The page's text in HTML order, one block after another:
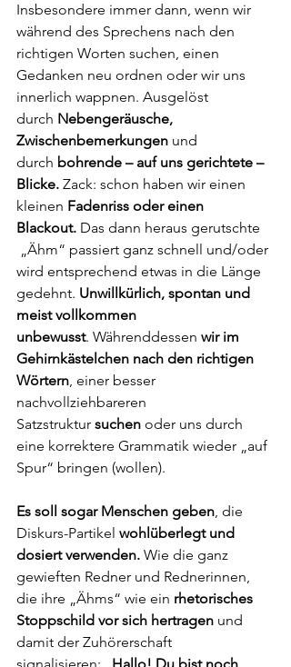
Insbesondere immer dann, wenn wir
während des Sprechens nach den
richtigen Worten suchen, einen
Gedanken neu ordnen oder wir uns
innerlich wappnen. Ausgelöst
durch Nebengeräusche,
Zwischenbemerkungen und
durch bohrende – auf uns gerichtete –
Blicke. Zack: schon haben wir einen
kleinen Fadenriss oder einen
Blackout. Das dann heraus gerutschte
„Ähm“ passiert ganz schnell und/oder
wird entsprechend etwas in die Länge
gedehnt. Unwillkürlich, spontan und
meist vollkommen
unbewusst. Währenddessen wir im
Gehirnkästelchen nach den richtigen
Wörtern, einer besser
nachvollziehbareren
Satzstruktur suchen oder uns durch
eine korrektere Grammatik wieder „auf
Spur“ bringen (wollen).
Es soll sogar Menschen geben, die
Diskurs-Partikel wohlüberlegt und
dosiert verwenden. Wie die ganz
gewieften Redner und Rednerinnen,
die ihre „Ähms“ wie ein rhetorisches
Stoppschild vor sich hertragen und
damit der Zuhörerschaft